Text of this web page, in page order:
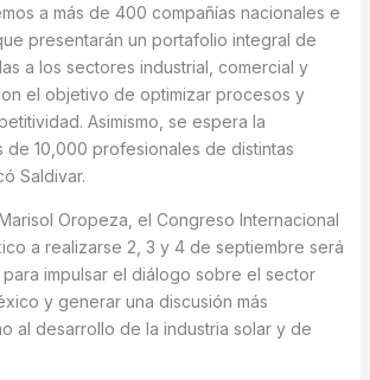
a más de 400 compañías nacionales e
presentarán un portafolio integral de
a los sectores industrial, comercial y
el objetivo de optimizar procesos y
Asimismo, se espera la
de 10,000 profesionales de distintas
Saldivar.
Oropeza, el Congreso Internacional
a realizarse 2, 3 y 4 de septiembre será
impulsar el diálogo sobre el sector
y generar una discusión más
al desarrollo de la industria solar y de